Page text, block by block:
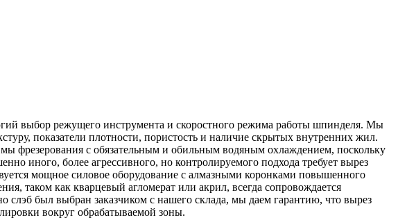
выбор режущего инструмента и скоростного режима работы шпинделя. Мы
показатели плотности, пористость и наличие скрытых внутренних жил.
фрезерования с обязательным и обильным водяным охлаждением, поскольку
иного, более агрессивного, но контролируемого подхода требует вырез
мощное силовое оборудование с алмазными коронками повышенного
таком как кварцевый агломерат или акрил, всегда сопровождается
был выбран заказчиком с нашего склада, мы даем гарантию, что вырез
вокруг обрабатываемой зоны.